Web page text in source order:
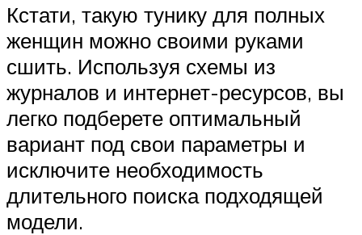
Кстати, такую тунику для полных
женщин можно своими руками
сшить. Используя схемы из
журналов и интернет-ресурсов, вы
легко подберете оптимальный
вариант под свои параметры и
исключите необходимость
длительного поиска подходящей
модели.